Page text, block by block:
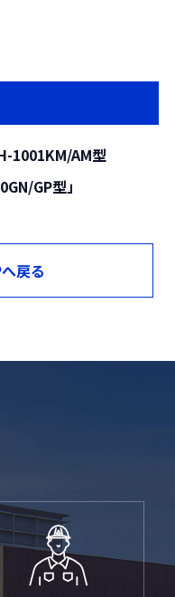
ある。2013年
おり，安定的なご
。2016年に受注
2つの発電方法に
率を高めてい
れた技術である
らなる普及・発
にSUS310S系鋼
††管を供試材
450℃に設定し
い各供試材の減
このシステム
わせたものであ
実証設備を製作
h，入口温度
ーターで熱回
ることができ，
1001KM/AM型
GP型」
戻る